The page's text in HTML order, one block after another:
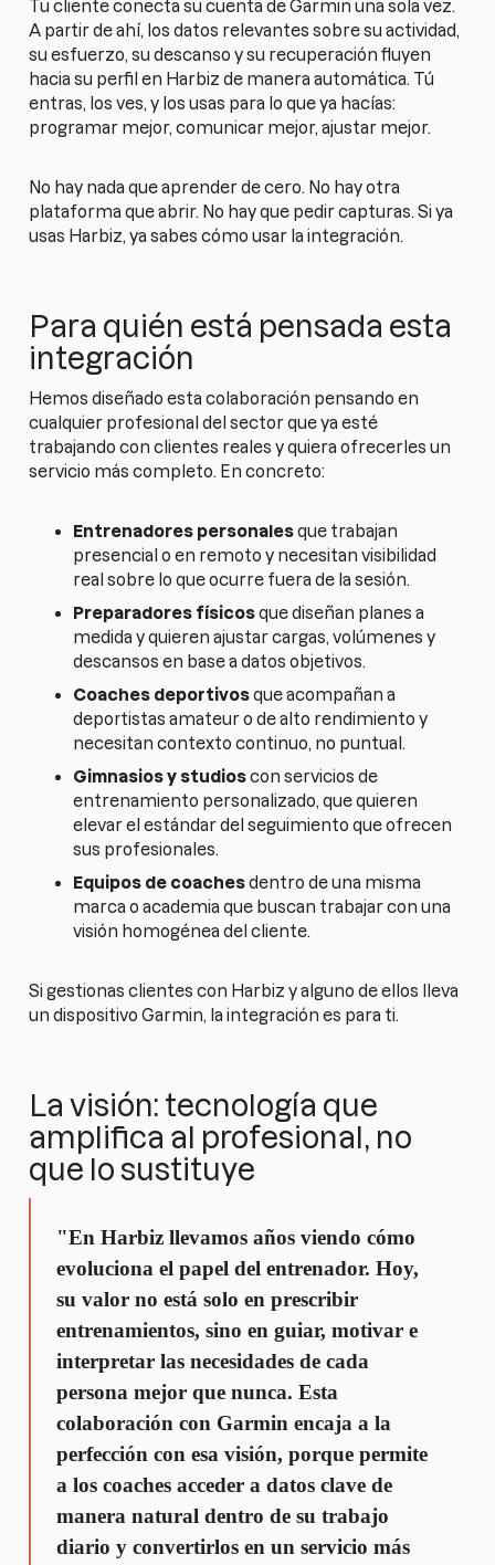
Tu cliente conecta su cuenta de Garmin una sola vez.
A partir de ahí, los datos relevantes sobre su actividad,
su esfuerzo, su descanso y su recuperación fluyen
hacia su perfil en Harbiz de manera automática. Tú
entras, los ves, y los usas para lo que ya hacías:
programar mejor, comunicar mejor, ajustar mejor.
No hay nada que aprender de cero. No hay otra
plataforma que abrir. No hay que pedir capturas. Si ya
usas Harbiz, ya sabes cómo usar la integración.
Para quién está pensada esta
integración
Hemos diseñado esta colaboración pensando en
cualquier profesional del sector que ya esté
trabajando con clientes reales y quiera ofrecerles un
servicio más completo. En concreto:
Entrenadores personalesque trabajan
presencial o en remoto y necesitan visibilidad
real sobre lo que ocurre fuera de la sesión.
Preparadores físicosque diseñan planes a
medida y quieren ajustar cargas, volúmenes y
descansos en base a datos objetivos.
Coaches deportivosque acompañan a
deportistas amateur o de alto rendimiento y
necesitan contexto continuo, no puntual.
Gimnasios y studioscon servicios de
entrenamiento personalizado, que quieren
elevar el estándar del seguimiento que ofrecen
sus profesionales.
Equipos de coachesdentro de una misma
marca o academia que buscan trabajar con una
visión homogénea del cliente.
Si gestionas clientes con Harbiz y alguno de ellos lleva
un dispositivo Garmin, la integración es para ti.
La visión: tecnología que
amplifica al profesional, no
que lo sustituye
"En Harbiz llevamos años viendo cómo
evoluciona el papel del entrenador. Hoy,
su valor no está solo en prescribir
entrenamientos, sino en guiar, motivar e
interpretar las necesidades de cada
persona mejor que nunca. Esta
colaboración con Garmin encaja a la
perfección con esa visión, porque permite
a los coaches acceder a datos clave de
manera natural dentro de su trabajo
diario y convertirlos en un servicio más